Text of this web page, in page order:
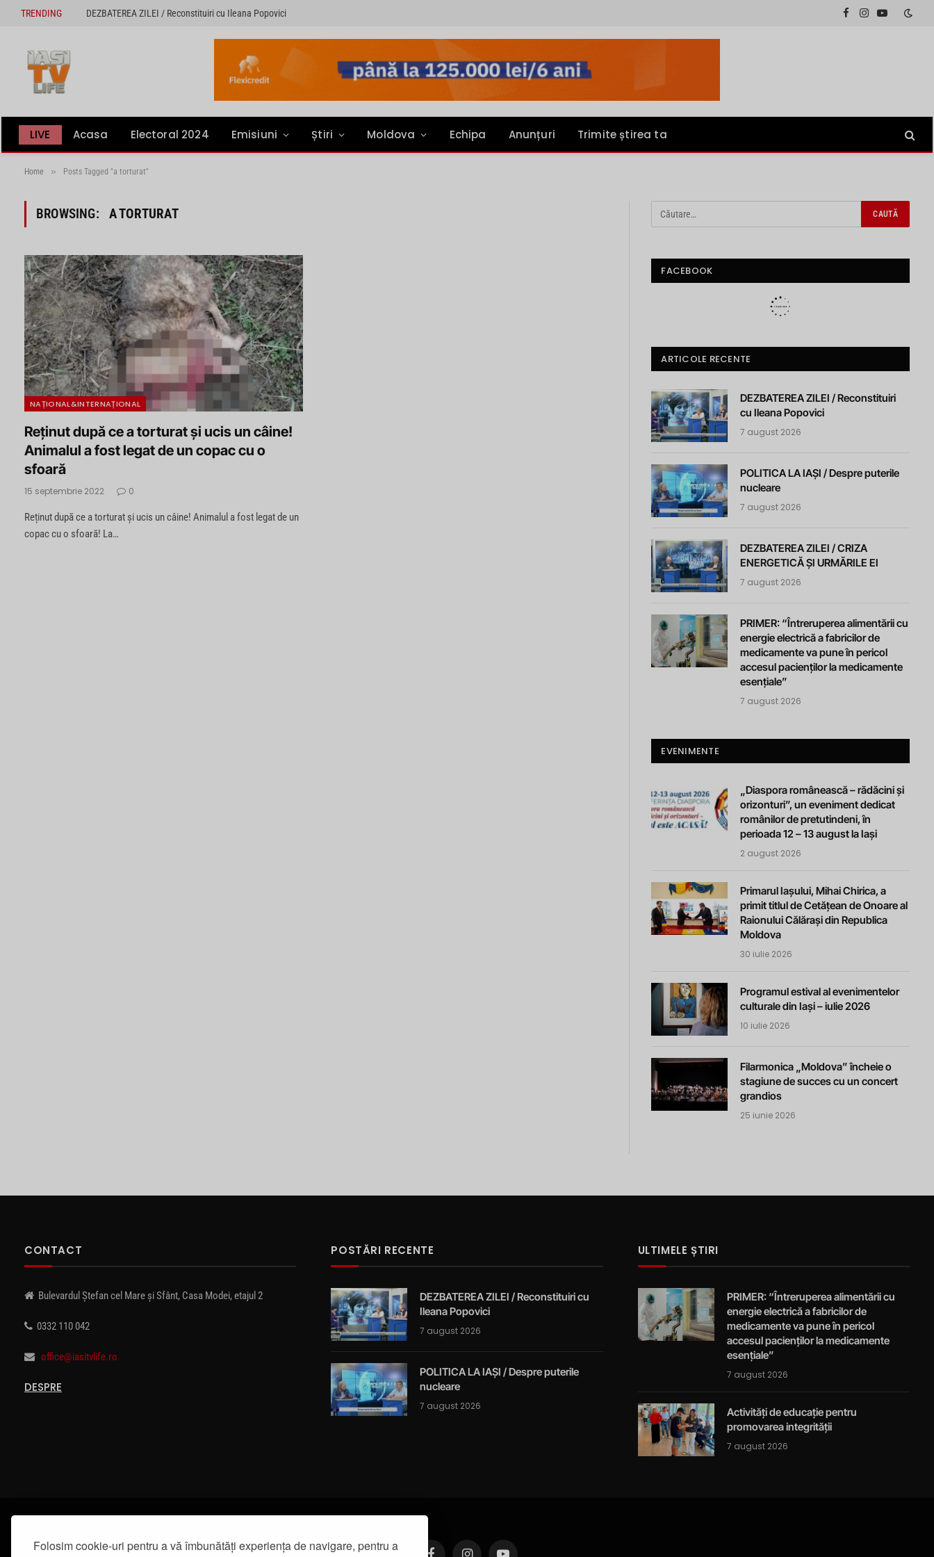
Folosim cookie-uri pentru a vă îmbunătăți experiența de navigare, pentru a
TRENDING DEZBATEREA ZILEI / Reconstituiri cu Ileana Popovici
Facebook
InstagramYouTube
LIVE Acasa Electoral 2024 Emisiuni Știri Moldova Echipa Anunțuri Trimite știrea ta
Home » Posts Tagged "a torturat"
BROWSING: A TORTURAT
NAȚIONAL&INTERNAȚIONAL
Reținut după ce a torturat și ucis un câine!
Animalul a fost legat de un copac cu o
sfoară
15 septembrie 2022 0
Reținut după ce a torturat și ucis un câine! Animalul a fost legat de un
copac cu o sfoară! La…
FACEBOOK
ARTICOLE RECENTE
DEZBATEREA ZILEI / Reconstituiri
cu Ileana Popovici
7 august 2026
POLITICA LA IAȘI / Despre puterile
nucleare
7 august 2026
DEZBATEREA ZILEI / CRIZA
ENERGETICĂ ȘI URMĂRILE EI
7 august 2026
PRIMER: “Întreruperea alimentării cu
energie electrică a fabricilor de
medicamente va pune în pericol
accesul pacienților la medicamente
esențiale”
7 august 2026
EVENIMENTE
„Diaspora românească – rădăcini și
orizonturi”, un eveniment dedicat
românilor de pretutindeni, în
perioada 12 – 13 august la Iași
2 august 2026
Primarul Iașului, Mihai Chirica, a
primit titlul de Cetățean de Onoare al
Raionului Călărași din Republica
Moldova
30 iulie 2026
Programul estival al evenimentelor
culturale din Iași – iulie 2026
10 iulie 2026
Filarmonica „Moldova” încheie o
stagiune de succes cu un concert
grandios
25 iunie 2026
CONTACT
Bulevardul Ștefan cel Mare și Sfânt, Casa Modei, etajul 2
0332 110 042
office@iasitvlife.ro
DESPRE
POSTĂRI RECENTE
DEZBATEREA ZILEI / Reconstituiri cu
Ileana Popovici
7 august 2026
POLITICA LA IAȘI / Despre puterile
nucleare
7 august 2026
ULTIMELE ȘTIRI
PRIMER: “Întreruperea alimentării cu
energie electrică a fabricilor de
medicamente va pune în pericol
accesul pacienților la medicamente
esențiale”
7 august 2026
Activități de educație pentru
promovarea integrității
7 august 2026